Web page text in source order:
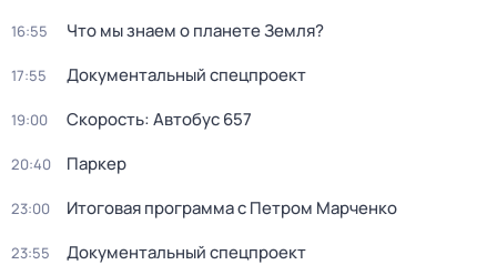
16:55 Что мы знаем о планете Земля?
17:55 Документальный спецпроект
19:00 Скорость: Автобус 657
20:40 Пapкер
23:00 Итоговая программа с Петром Марченко
23:55 Документальный спецпроект